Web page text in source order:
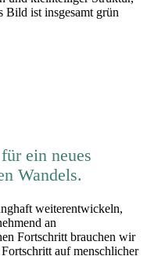
ein neues
Wandels.
weiterentwickeln,
an
Fortschritt brauchen wir
auf menschlicher